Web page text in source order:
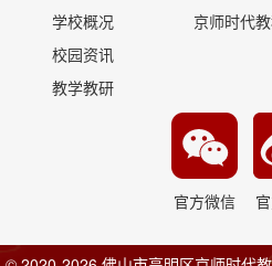
学校概况
校园资讯
教学教研
京师时代
官方微信